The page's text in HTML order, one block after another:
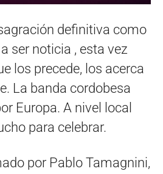
definitiva como
ser noticia , esta vez
los precede, los acerca
La banda cordobesa
Europa. A nivel local
para celebrar.
por Pablo Tamagnini,